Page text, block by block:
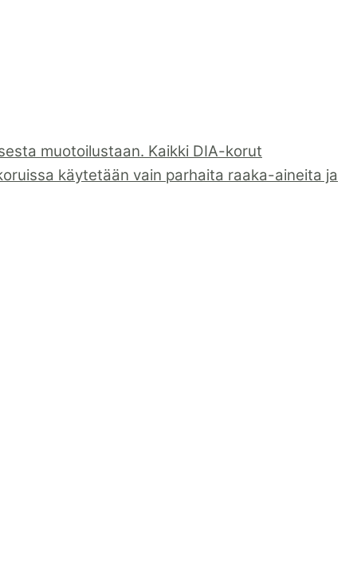
muotoilustaan. Kaikki DIA-korut
käytetään vain parhaita raaka-aineita ja